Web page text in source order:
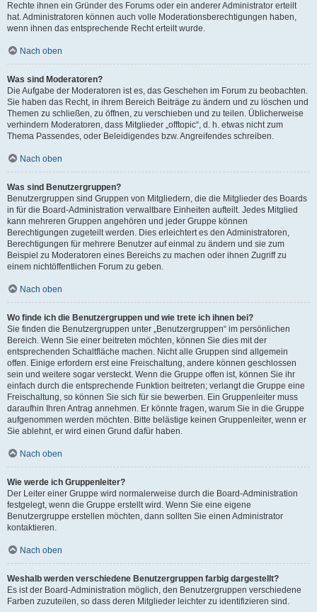
Rechte ihnen ein Gründer des Forums oder ein anderer Administrator erteilt
hat. Administratoren können auch volle Moderationsberechtigungen haben,
wenn ihnen das entsprechende Recht erteilt wurde.
Nach oben
Was sind Moderatoren?
Die Aufgabe der Moderatoren ist es, das Geschehen im Forum zu beobachten.
Sie haben das Recht, in ihrem Bereich Beiträge zu ändern und zu löschen und
Themen zu schließen, zu öffnen, zu verschieben und zu teilen. Üblicherweise
verhindern Moderatoren, dass Mitglieder „offtopic“, d. h. etwas nicht zum
Thema Passendes, oder Beleidigendes bzw. Angreifendes schreiben.
Nach oben
Was sind Benutzergruppen?
Benutzergruppen sind Gruppen von Mitgliedern, die die Mitglieder des Boards
in für die Board-Administration verwaltbare Einheiten aufteilt. Jedes Mitglied
kann mehreren Gruppen angehören und jeder Gruppe können
Berechtigungen zugeteilt werden. Dies erleichtert es den Administratoren,
Berechtigungen für mehrere Benutzer auf einmal zu ändern und sie zum
Beispiel zu Moderatoren eines Bereichs zu machen oder ihnen Zugriff zu
einem nichtöffentlichen Forum zu geben.
Nach oben
Wo finde ich die Benutzergruppen und wie trete ich ihnen bei?
Sie finden die Benutzergruppen unter „Benutzergruppen“ im persönlichen
Bereich. Wenn Sie einer beitreten möchten, können Sie dies mit der
entsprechenden Schaltfläche machen. Nicht alle Gruppen sind allgemein
offen. Einige erfordern erst eine Freischaltung, andere können geschlossen
sein und weitere sogar versteckt. Wenn die Gruppe offen ist, können Sie ihr
einfach durch die entsprechende Funktion beitreten; verlangt die Gruppe eine
Freischaltung, so können Sie sich für sie bewerben. Ein Gruppenleiter muss
daraufhin Ihren Antrag annehmen. Er könnte fragen, warum Sie in die Gruppe
aufgenommen werden möchten. Bitte belästige keinen Gruppenleiter, wenn er
Sie ablehnt, er wird einen Grund dafür haben.
Nach oben
Wie werde ich Gruppenleiter?
Der Leiter einer Gruppe wird normalerweise durch die Board-Administration
festgelegt, wenn die Gruppe erstellt wird. Wenn Sie eine eigene
Benutzergruppe erstellen möchten, dann sollten Sie einen Administrator
kontaktieren.
Nach oben
Weshalb werden verschiedene Benutzergruppen farbig dargestellt?
Es ist der Board-Administration möglich, den Benutzergruppen verschiedene
Farben zuzuteilen, so dass deren Mitglieder leichter zu identifizieren sind.